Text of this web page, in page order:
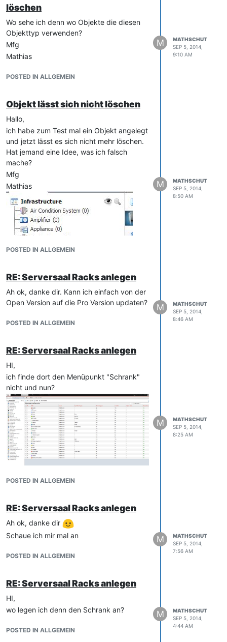
Kann mir jemand helfen und sagen was
das Problem ist oder was ich machen
kann? Ich bin für jede Hilfe dankbar.
löschen
Wo sehe ich denn wo Objekte die diesen
Objekttyp verwenden?
Mfg
Mathias
POSTED IN ALLGEMEIN
M
MATHSCHUT
SEP 5, 2014,
9:10 AM
Objekt lässt sich nicht löschen
Hallo,
ich habe zum Test mal ein Objekt angelegt
und jetzt lässt es sich nicht mehr löschen.
Hat jemand eine Idee, was ich falsch
mache?
Mfg
Mathias
POSTED IN ALLGEMEIN
M
MATHSCHUT
SEP 5, 2014,
8:50 AM
RE: Serversaal Racks anlegen
Ah ok, danke dir. Kann ich einfach von der
Open Version auf die Pro Version updaten?
POSTED IN ALLGEMEIN
M
MATHSCHUT
SEP 5, 2014,
8:46 AM
RE: Serversaal Racks anlegen
HI,
ich finde dort den Menüpunkt "Schrank"
nicht und nun?
POSTED IN ALLGEMEIN
M
MATHSCHUT
SEP 5, 2014,
8:25 AM
RE: Serversaal Racks anlegen
Ah ok, danke dir
Schaue ich mir mal an
POSTED IN ALLGEMEIN
M
MATHSCHUT
SEP 5, 2014,
7:56 AM
RE: Serversaal Racks anlegen
HI,
wo legen ich denn den Schrank an?
POSTED IN ALLGEMEIN
M
MATHSCHUT
SEP 5, 2014,
4:44 AM